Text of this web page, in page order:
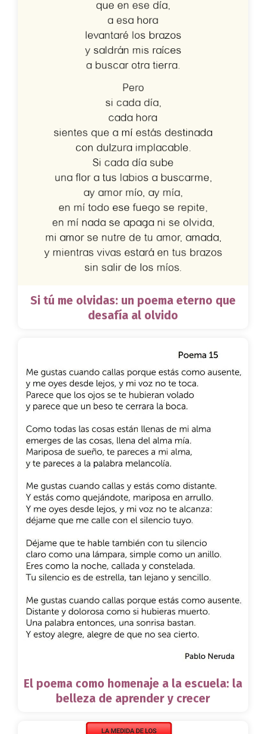
Si tú me olvidas: un poema eterno que
desafía al olvido
El poema como homenaje a la escuela: la
belleza de aprender y crecer